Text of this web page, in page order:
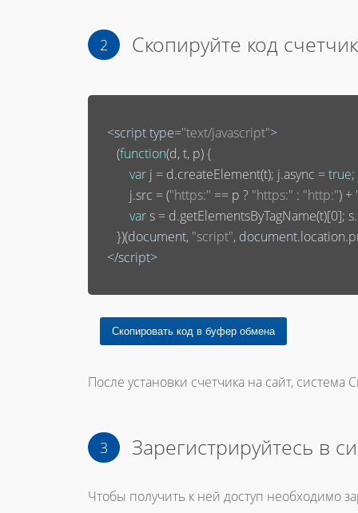
Скопируйте код
<scripttype="text/javascript">
       (
function(d, t, p) {
var j = d.createElement(t); j.async = true
           j.src = (
"https:" == p ? "https:" : "http:") +
var s = d.getElementsByTagName(t)[0];
       })(
document, "script", document
</script>
После установки счетчика на сайт, система
Зарегистрируйтесь в
Чтобы получить к ней доступ необходимо